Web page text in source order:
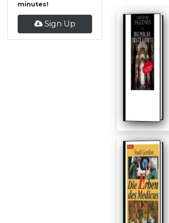
minutes!
Sign Up